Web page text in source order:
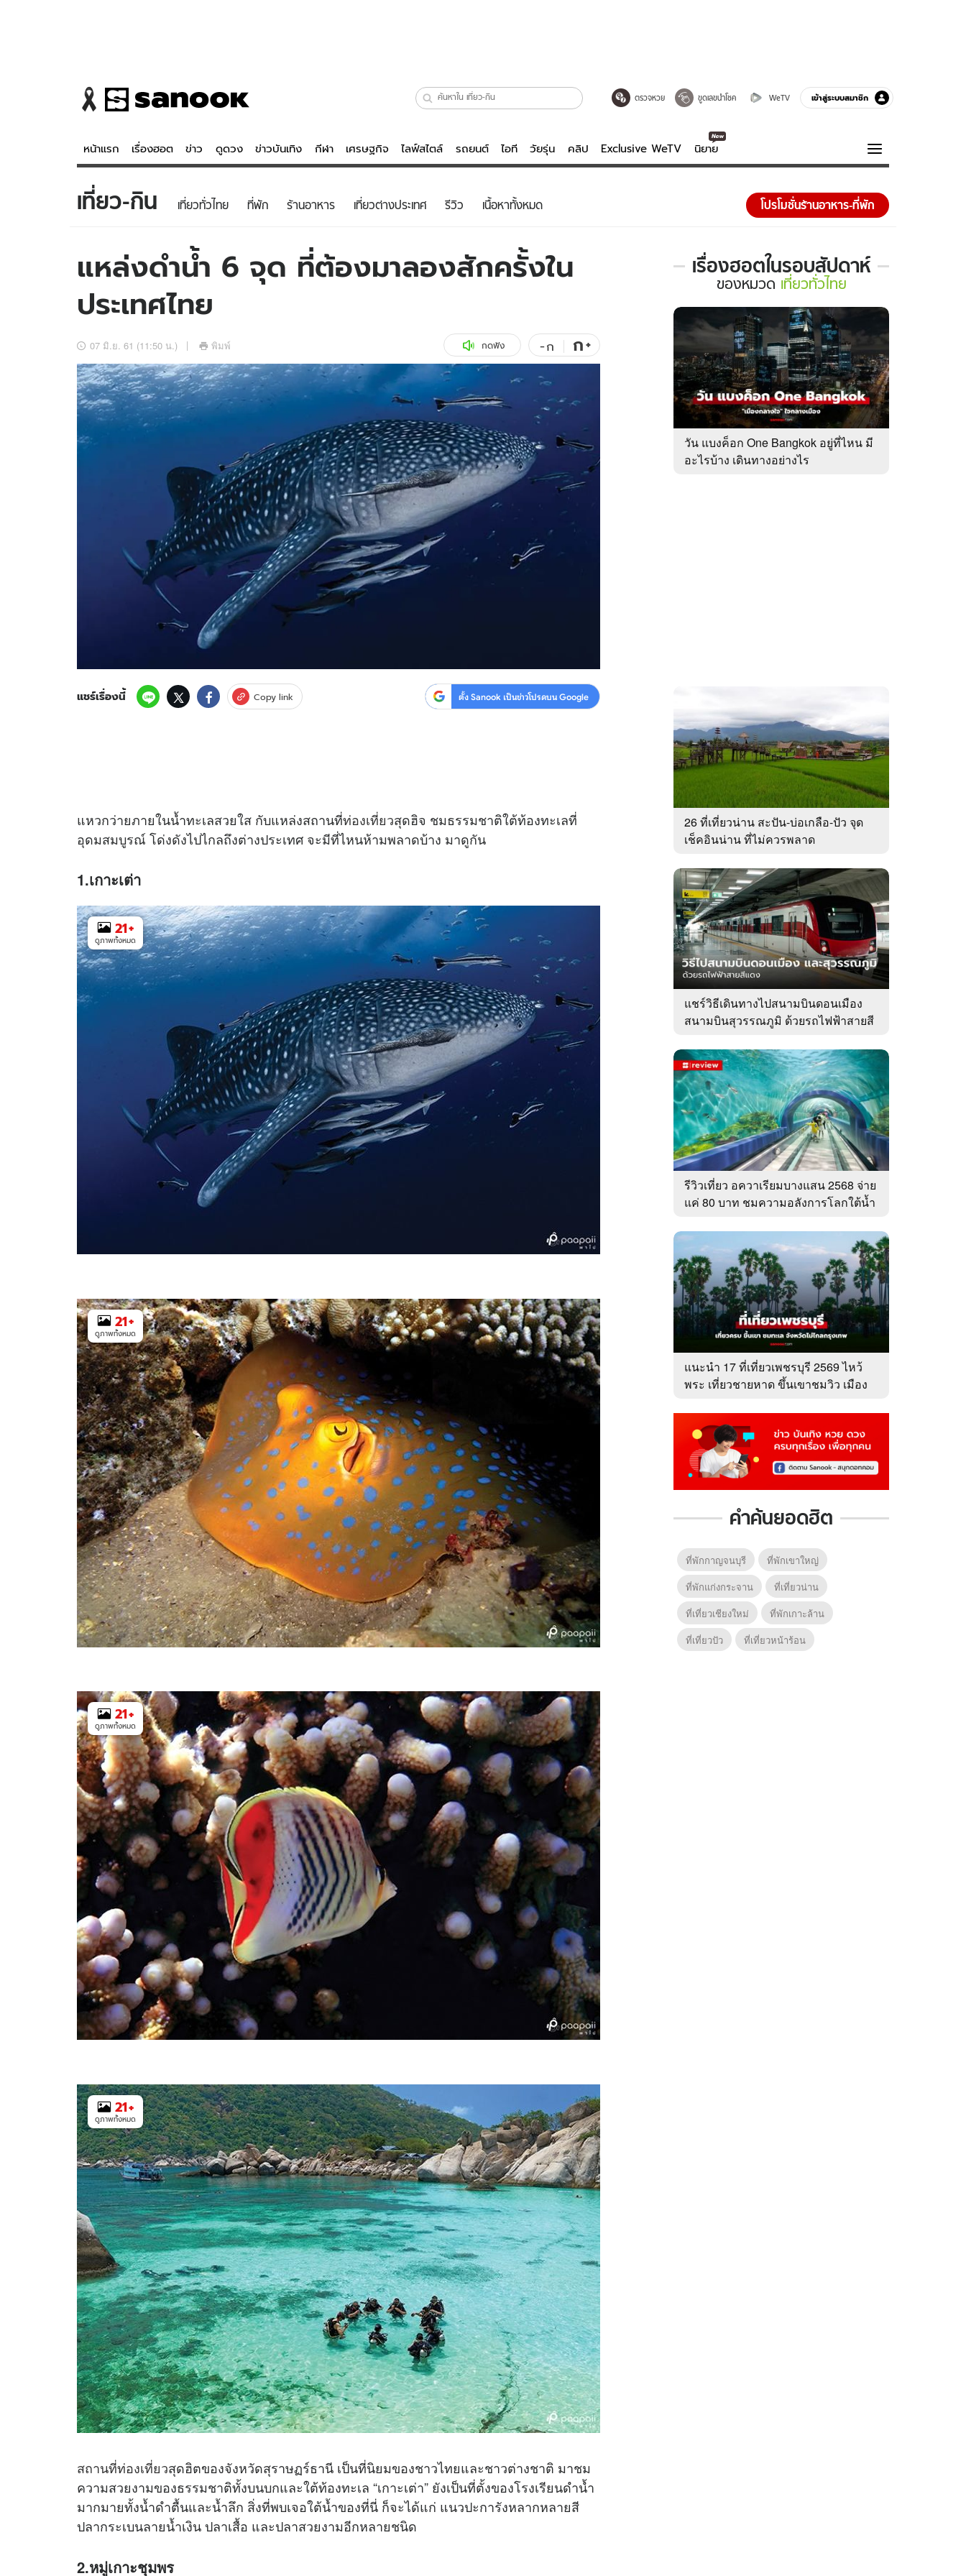
ตรวจหวย ขูดเลขนำโชค WeTV เข้าสู่ระบบสมาชิก
หน้าแรก เรื่องฮอต ข่าว ดูดวง ข่าวบันเทิง กีฬา เศรษฐกิจ ไลฟ์สไตล์ รถยนต์ ไอที วัยรุ่น คลิป Exclusive WeTV นิยาย
ข่าว
ข่าวบันเทิง
ข่าวกีฬา
ข่าวเศรษฐกิจ
อัปเดตจีน
เช็กข่าวชัวร์
ดูดวง - ตรวจหวย
สถิติหวยไทย
ไลฟ์สไตล์
วัยรุ่น
สุขภาพ
เที่ยว-กิน
Tasteful Thailand
Sanook Choice
ดูทีวี
WeTV
ความรู้รอบตัว
ฮาวทู
ดาวน์โหลดสนุกแอปฟรี ติดตามสนุกโซเชียลได้ที่
บริษัท อิมเมจ ฟิวเจอร์ (ประเทศไทย) จำกัด
เที่ยว-กิน เที่ยวทั่วไทย ที่พัก ร้านอาหาร เที่ยวต่างประเทศ รีวิว เนื้อหาทั้งหมด โปรโมชั่นร้านอาหาร-ที่พัก
แหล่งดำน้ำ 6 จุด ที่ต้องมาลองสักครั้งใน
ประเทศไทย
07 มิ.ย. 61 (11:50 น.) พิมพ์ กดฟัง -ก ก+
แชร์เรื่องนี้ Copy link ตั้ง Sanook เป็นข่าวโปรดบน Google
แหวกว่ายภายในน้ำทะเลสวยใส กับแหล่งสถานที่ท่องเที่ยวสุดฮิจ ชมธรรมชาติใต้ท้องทะเลที่
อุดมสมบูรณ์ โด่งดังไปไกลถึงต่างประเทศ จะมีที่ไหนห้ามพลาดบ้าง มาดูกัน
1.เกาะเต่า
21+
ดูภาพทั้งหมด
21+
ดูภาพทั้งหมด
21+
ดูภาพทั้งหมด
21+
ดูภาพทั้งหมด
สถานที่ท่องเที่ยวสุดฮิตของจังหวัดสุราษฏร์ธานี เป็นที่นิยมของชาวไทยและชาวต่างชาติ มาชม
ความสวยงามของธรรมชาติทั้งบนบกและใต้ท้องทะเล “เกาะเต่า” ยังเป็นที่ตั้งของโรงเรียนดำน้ำ
มากมายทั้งน้ำดำตื้นและน้ำลึก สิ่งที่พบเจอใต้น้ำของที่นี่ ก็จะได้แก่ แนวปะการังหลากหลายสี
ปลากระเบนลายน้ำเงิน ปลาเสื้อ และปลาสวยงามอีกหลายชนิด
2.หมู่เกาะชุมพร
เรื่องฮอตในรอบสัปดาห์
เรื่อง
ใน
รอบ
สัปดาห์
ของ
หมวด
เที่ยว
ทั่ว
ไทย
ของหมวด เที่ยวทั่วไทย
วัน แบงค็อก One Bangkok อยู่ที่ไหน มี
อะไรบ้าง เดินทางอย่างไร
26 ที่เที่ยวน่าน สะปัน-บ่อเกลือ-ปัว จุด
เช็คอินน่าน ที่ไม่ควรพลาด
แชร์วิธีเดินทางไปสนามบินดอนเมือง
สนามบินสุวรรณภูมิ ด้วยรถไฟฟ้าสายสี
รีวิวเที่ยว อควาเรียมบางแสน 2568 จ่าย
แค่ 80 บาท ชมความอลังการโลกใต้น้ำ
แนะนำ 17 ที่เที่ยวเพชรบุรี 2569 ไหว้
พระ เที่ยวชายหาด ขึ้นเขาชมวิว เมือง
คำค้นยอดฮิต
ที่พักกาญจนบุรี
ที่พักเขาใหญ่
ที่พักแก่งกระจาน
ที่เที่ยวน่าน
ที่เที่ยวเชียงใหม่
ที่พักเกาะล้าน
ที่เที่ยวปัว
ที่เที่ยวหน้าร้อน